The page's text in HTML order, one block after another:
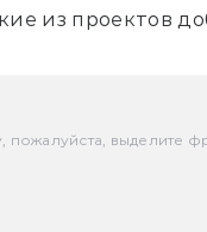
из проектов
пожалуйста, выделите